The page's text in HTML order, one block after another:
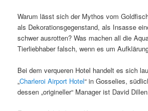
Warum lässt sich der Mythos vom
als Dekorationsgegenstand, als Insasse
schwer ausrotten? Was machen all die
Tierliebhaber falsch, wenn es um
Bei dem verqueren Hotel handelt es sich
„Charleroi Airport Hotel“ in Gosselies,
dessen „origineller“ Manager ist David